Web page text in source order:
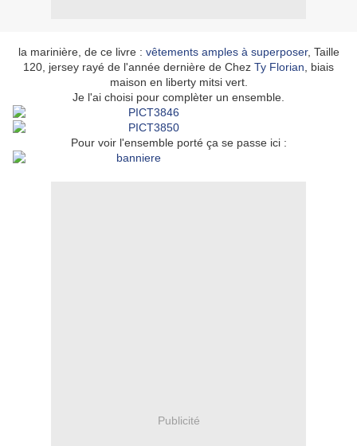
la marinière, de ce livre : vêtements amples à superposer, Taille
120, jersey rayé de l'année dernière de Chez Ty Florian , biais
maison en liberty mitsi vert.
Je l'ai choisi pour complèter un ensemble.
Pour voir l'ensemble porté ça se passe ici :
Publicité